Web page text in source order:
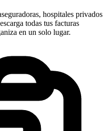
hospitales privados
todas tus facturas
en un solo lugar.